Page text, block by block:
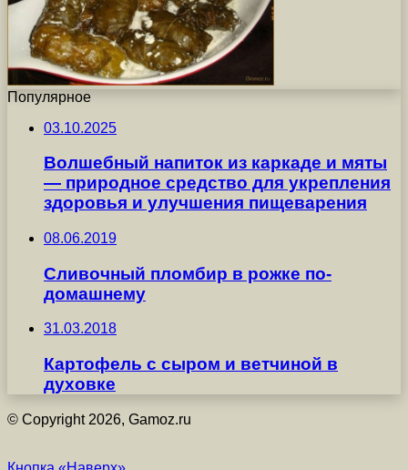
Популярное
03.10.2025
Волшебный напиток из каркаде и мяты
— природное средство для укрепления
здоровья и улучшения пищеварения
08.06.2019
Сливочный пломбир в рожке по-
домашнему
31.03.2018
Картофель с сыром и ветчиной в
духовке
© Copyright 2026, Gamoz.ru